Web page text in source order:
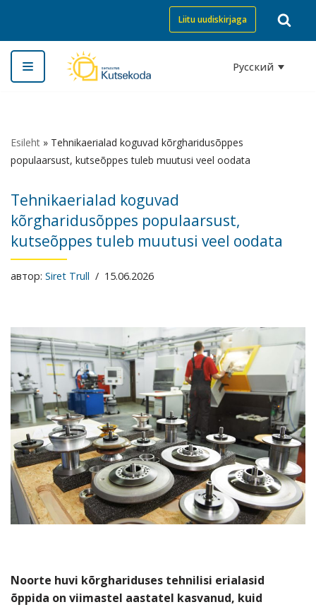
Перейти
к
содержимому
Liitu uudiskirjaga
Русский
Esileht » Tehnikaerialad koguvad kõrgharidusõppes
populaarsust, kutseõppes tuleb muutusi veel oodata
Tehnikaerialad koguvad
kõrgharidusõppes populaarsust,
kutseõppes tuleb muutusi veel oodata
автор: Siret Trull 15.06.2026
Noorte huvi kõrghariduses tehnilisi erialasid
õppida on viimastel aastatel kasvanud, kuid